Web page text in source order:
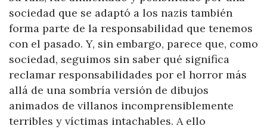
sociedad que se adaptó a los nazis también
forma parte de la responsabilidad que tenemos
con el pasado. Y, sin embargo, parece que, como
sociedad, seguimos sin saber qué significa
reclamar responsabilidades por el horror más
allá de una sombría versión de dibujos
animados de villanos incomprensiblemente
terribles y víctimas intachables. A ello